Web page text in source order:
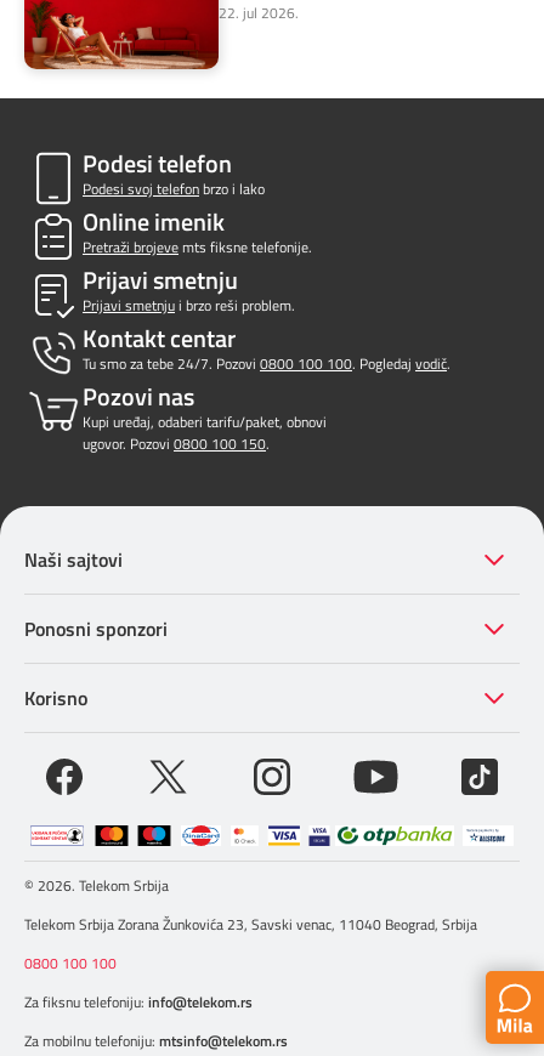
22. jul 2026.
Podesi telefon
Podesi svoj telefonbrzo i lako
Online imenik
Pretraži brojevemts fiksne telefonije.
Prijavi smetnju
Prijavi smetnjui brzo reši problem.
Kontakt centar
Tu smo za tebe 24/7. Pozovi 0800 100 100. Pogledaj vodič.
Pozovi nas
Kupi uređaj, odaberi tarifu/paket, obnovi
ugovor. Pozovi 0800 100 150.
Naši sajtovi
Ponosni sponzori
Korisno
© 2026. Telekom Srbija
Telekom Srbija Zorana Žunkovića 23, Savski venac, 11040 Beograd, Srbija
0800 100 100
Za fiksnu telefoniju: info@telekom.rs
Za mobilnu telefoniju: mtsinfo@telekom.rs